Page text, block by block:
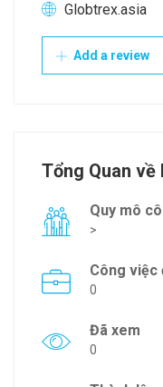
Globtrex.asia
Add a review
Tổng Quan
Quy mô
>
Công việc
0
Đã xem
0